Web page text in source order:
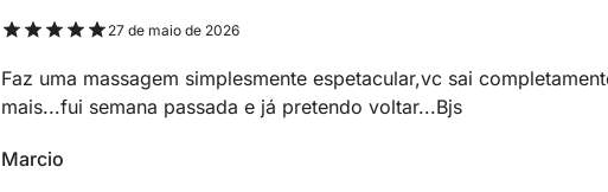
27 de maio de 2026
Faz uma massagem simplesmente espetacular,vc sai
mais...fui semana passada e já pretendo voltar...Bjs
Marcio